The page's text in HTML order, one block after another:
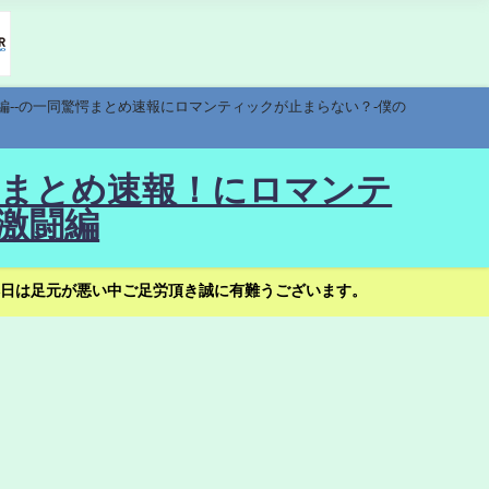
の一同驚愕まとめ速報にロマンティックが止まらない？-僕の
とめ速報！にロマンテ
闘編
足元が悪い中ご足労頂き誠に有難うございます。